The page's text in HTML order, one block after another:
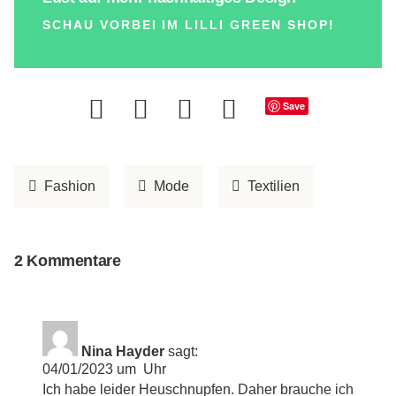
SCHAU VORBEI IM LILLI GREEN SHOP!
Save
Fashion Mode Textilien
2 Kommentare
Nina Hayder sagt:
04/01/2023 um Uhr
Ich habe leider Heuschnupfen. Daher brauche ich